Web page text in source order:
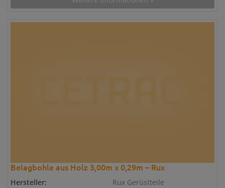
Belagbohle aus Holz 3,00m x 0,29m – Rux
Hersteller:
Rux Gerüstteile